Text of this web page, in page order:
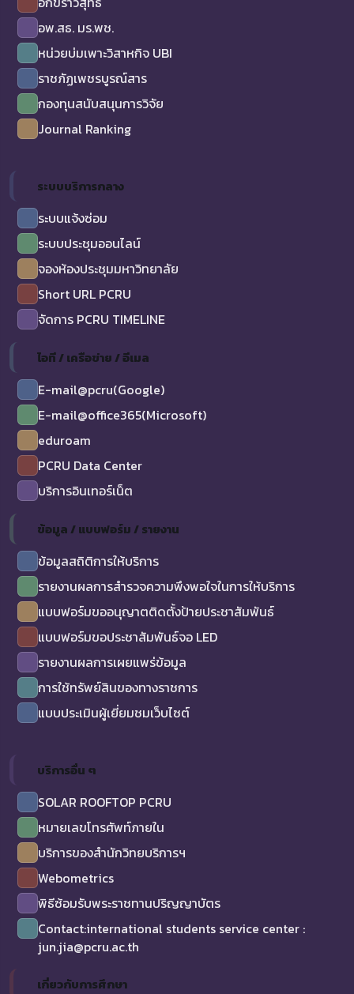
อพ.สธ. มร.พช.
หน่วยบ่มเพาะวิสาหกิจ UBI
ราชภัฏเพชรบูรณ์สาร
กองทุนสนับสนุนการวิจัย
Journal Ranking
ระบบบริการกลาง
ระบบแจ้งซ่อม
ระบบประชุมออนไลน์
จองห้องประชุมมหาวิทยาลัย
Short URL PCRU
จัดการ PCRU TIMELINE
ไอที / เครือข่าย / อีเมล
E-mail@pcru(Google)
E-mail@office365(Microsoft)
eduroam
PCRU Data Center
บริการอินเทอร์เน็ต
ข้อมูล / แบบฟอร์ม / รายงาน
ข้อมูลสถิติการให้บริการ
รายงานผลการสำรวจความพึงพอใจในการให้บริการ
แบบฟอร์มขออนุญาตติดตั้งป้ายประชาสัมพันธ์
แบบฟอร์มขอประชาสัมพันธ์จอ LED
รายงานผลการเผยแพร่ข้อมูล
การใช้ทรัพย์สินของทางราชการ
แบบประเมินผู้เยี่ยมชมเว็บไซต์
บริการอื่น ๆ
SOLAR ROOFTOP PCRU
หมายเลขโทรศัพท์ภายใน
บริการของสำนักวิทยบริการฯ
Webometrics
พิธีซ้อมรับพระราชทานปริญญาบัตร
Contact:international students service center :
jun.jia@pcru.ac.th
เกี่ยวกับการศึกษา